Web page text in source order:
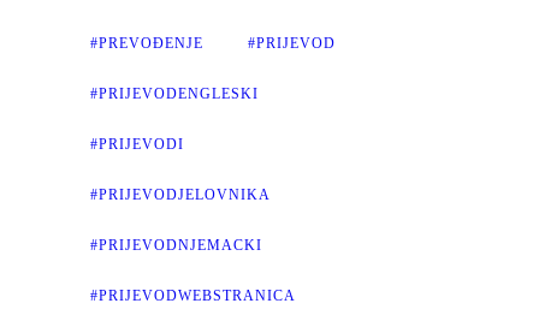
#PREVOĐENJE #PRIJEVOD
#PRIJEVODENGLESKI
#PRIJEVODI
#PRIJEVODJELOVNIKA
#PRIJEVODNJEMACKI
#PRIJEVODWEBSTRANICA